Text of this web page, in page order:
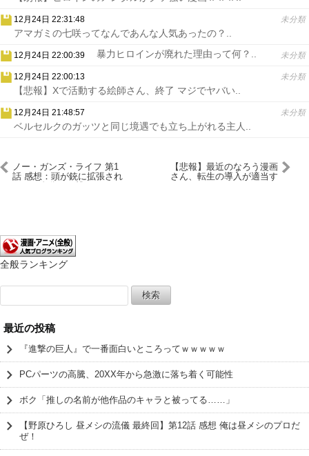
12月24日 22:31:48 未分類
アマガミの七咲ってなんであんな人気あったの？..
12月24日 22:00:39 未分類
暴力ヒロインが廃れた理由って何？..
12月24日 22:00:13 未分類
【悲報】Xで活動する絵師さん、終了 マジでヤバい..
12月24日 21:48:57 未分類
ベルセルクのガッツと同じ境遇でも立ち上がれる主人..
ノー・ガンズ・ライフ 第1
話 感想：頭が銃に拡張され
【悲報】最近のなろう漫画
さん、転生の導入が適当す
全般ランキング
索:
最近の投稿
『進撃の巨人』で一番面白いところってｗｗｗｗｗ
PCパーツの高騰、20XX年から急激に落ち着く可能性
ボク「推しの名前が他作品のキャラと被ってる……」
【野原ひろし 昼メシの流儀 最終回】第12話 感想 俺は昼メシのプロだ
ぜ！